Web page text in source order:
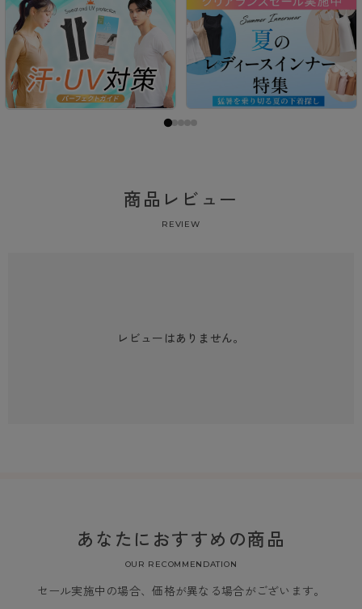
商品レビュー
REVIEW
レビューはありません。
あなたにおすすめの商品
OUR RECOMMENDATION
セール実施中の場合、価格が異なる場合がございます。